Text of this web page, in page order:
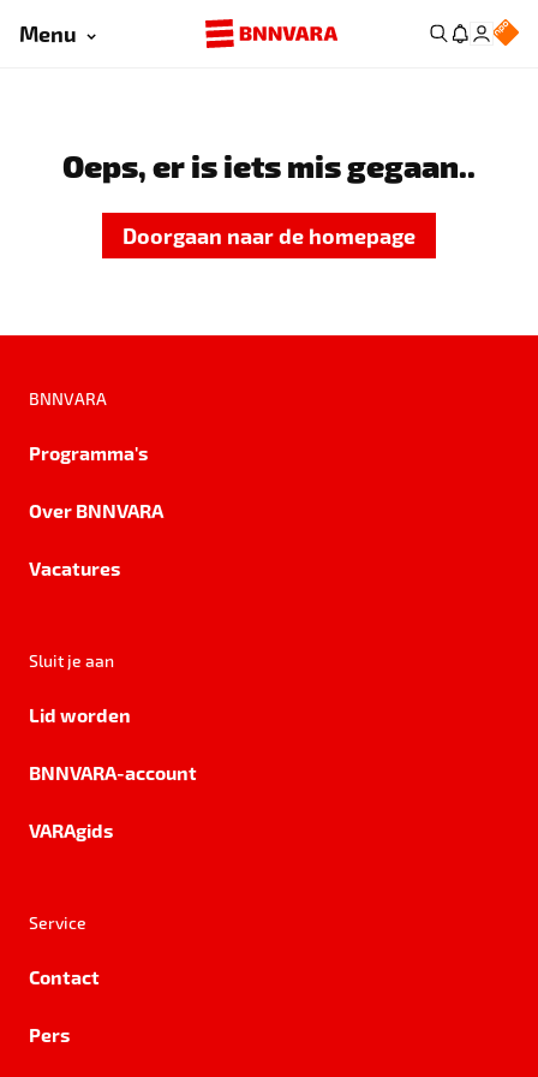
Menu
Oeps, er is iets mis gegaan..
Doorgaan naar de homepage
BNNVARA
Programma's
Over BNNVARA
Vacatures
Sluit je aan
Lid worden
BNNVARA-account
VARAgids
Service
Contact
Pers